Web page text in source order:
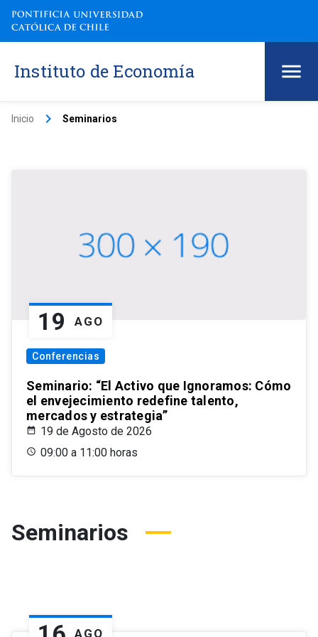
Instituto de Economía
Inicio keyboard_arrow_right Seminarios
19 AGO
Conferencias
Seminario: “El Activo que Ignoramos: Cómo
el envejecimiento redefine talento,
mercados y estrategia”
19 de Agosto de 2026
09:00 a 11:00 horas
Seminarios
AGO